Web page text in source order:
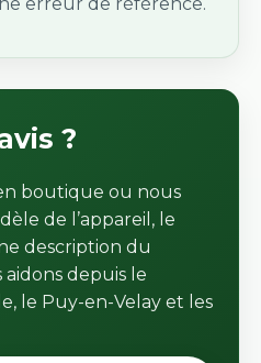
?
boutique ou nous
de l’appareil, le
description du
depuis le
le Puy-en-Velay et les